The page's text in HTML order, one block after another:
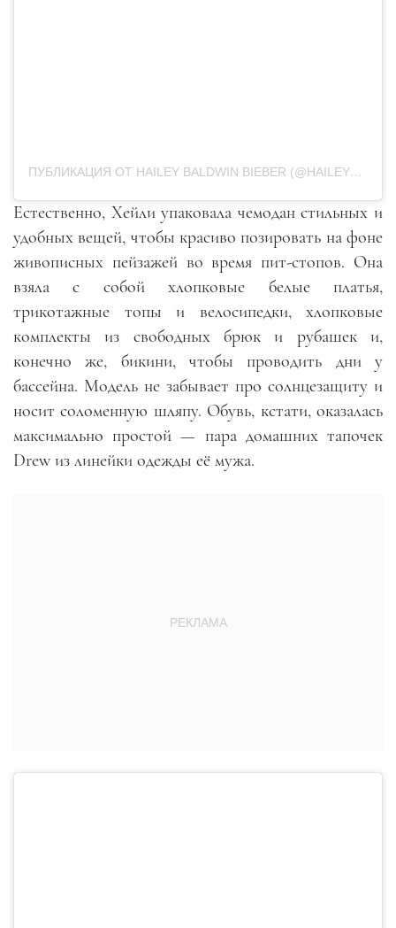
ПУБЛИКАЦИЯ ОТ HAILEY BALDWIN BIEBER (@HAILEYBIEBER)
Естественно, Хейли упаковала чемодан стильных и
удобных вещей, чтобы красиво позировать на фоне
живописных пейзажей во время пит-стопов. Она
взяла с собой хлопковые белые платья,
трикотажные топы и велосипедки, хлопковые
комплекты из свободных брюк и рубашек и,
конечно же, бикини, чтобы проводить дни у
бассейна. Модель не забывает про солнцезащиту и
носит соломенную шляпу. Обувь, кстати, оказалась
максимально простой — пара домашних тапочек
Drew из линейки одежды её мужа.